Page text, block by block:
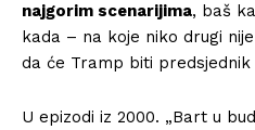
najgorim scenarijima, baš
kada – na koje niko drugi
da će Tramp biti predsjednik
U epizodi iz 2000. „Bart u